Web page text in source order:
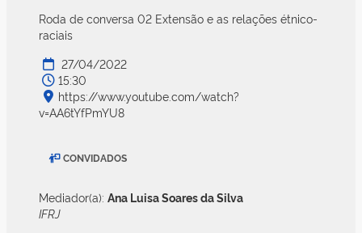
Roda de conversa 02 Extensão e as relações étnico-
raciais
27/04/2022
15:30
https://www.youtube.com/watch?
v=AA6tYfPmYU8
CONVIDADOS
Mediador(a): Ana Luisa Soares da Silva
IFRJ